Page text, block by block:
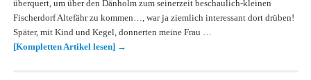
überquert, um über den Dänholm zum seinerzeit beschaulich-kleinen
Fischerdorf Altefähr zu kommen…, war ja ziemlich interessant dort drüben!
Später, mit Kind und Kegel, donnerten meine Frau …
[Kompletten Artikel lesen] →